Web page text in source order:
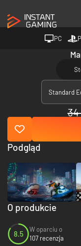
PC
Standard
34
O produkcie
8.5
W oparciu o
107 recenzja
Podgląd